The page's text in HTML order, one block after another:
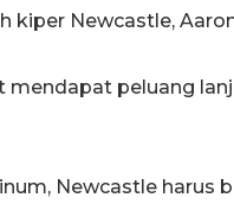
kiper Newcastle,
mendapat peluang
Newcastle harus